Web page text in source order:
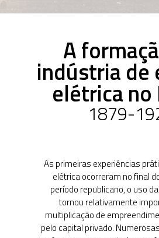
1930-1945
Mudanças no
primeiro Governo
1950-1962